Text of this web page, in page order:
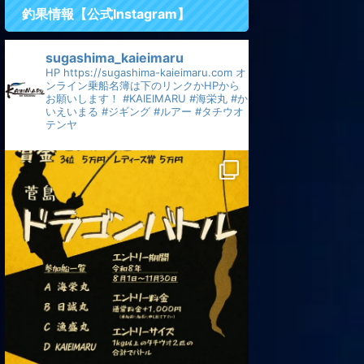
釣果情報【公式Instagram】
sugashima_kaieimaru
HP https://sugashima-kaieimaru.com オ
ンライン乗船名簿は下のリンクかHPから
お願いします！ #KAIEIMARU #海栄丸 #か
いえいまる #ジギング #ルアー #タチウオ
テンヤ